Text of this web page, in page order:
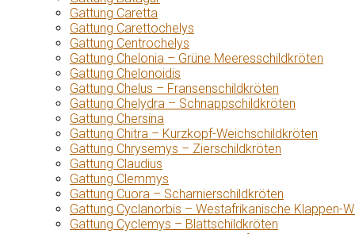
Gattung Caretta
Gattung Carettochelys
Gattung Centrochelys
Gattung Chelonia – Grüne Meeresschildkröten
Gattung Chelonoidis
Gattung Chelus – Fransenschildkröten
Gattung Chelydra – Schnappschildkröten
Gattung Chersina
Gattung Chitra – Kurzkopf-Weichschildkröten
Gattung Chrysemys – Zierschildkröten
Gattung Claudius
Gattung Clemmys
Gattung Cuora – Scharnierschildkröten
Gattung Cyclanorbis – Westafrikanische Klappen-
Gattung Cyclemys – Blattschildkröten